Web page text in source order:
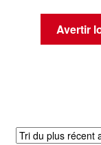
Avertir